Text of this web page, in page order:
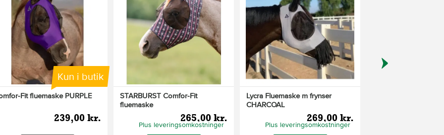
Kun i butik
Fit fluemaske PURPLE
239,00 kr.
STARBURST Comfor-Fit
fluemaske
265,00 kr.
Plus leveringsomkostninger
Lycra Fluemaske m frynser
CHARCOAL
269,00 kr.
Plus leveringsomkostninger